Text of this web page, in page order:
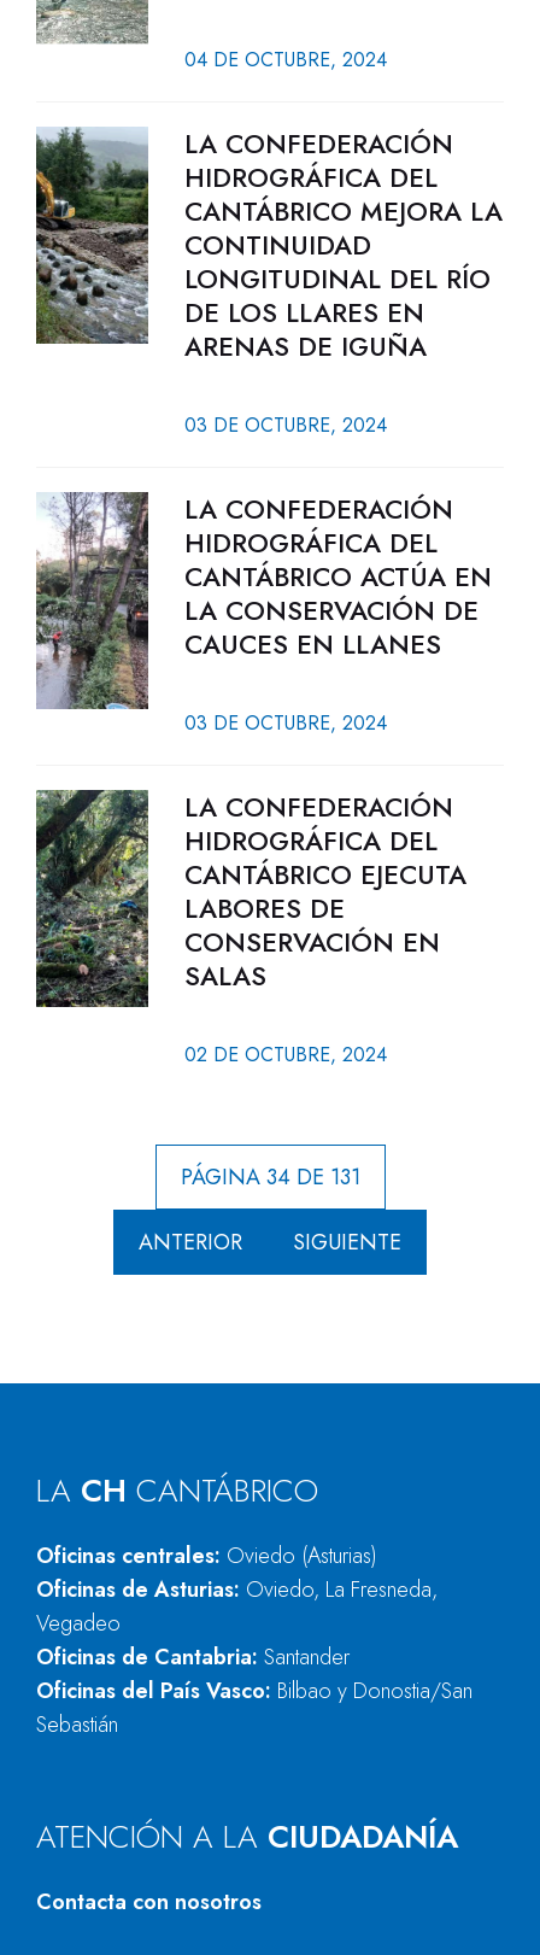
04 DE OCTUBRE, 2024
LA CONFEDERACIÓN
HIDROGRÁFICA DEL
CANTÁBRICO MEJORA LA
CONTINUIDAD
LONGITUDINAL DEL RÍO
DE LOS LLARES EN
ARENAS DE IGUÑA
03 DE OCTUBRE, 2024
LA CONFEDERACIÓN
HIDROGRÁFICA DEL
CANTÁBRICO ACTÚA EN
LA CONSERVACIÓN DE
CAUCES EN LLANES
03 DE OCTUBRE, 2024
LA CONFEDERACIÓN
HIDROGRÁFICA DEL
CANTÁBRICO EJECUTA
LABORES DE
CONSERVACIÓN EN
SALAS
02 DE OCTUBRE, 2024
PÁGINA 34 DE 131
ANTERIOR SIGUIENTE
LA CH CANTÁBRICO
Oficinas centrales: Oviedo (Asturias)
Oficinas de Asturias: Oviedo, La Fresneda,
Vegadeo
Oficinas de Cantabria: Santander
Oficinas del País Vasco: Bilbao y Donostia/San
Sebastián
ATENCIÓN A LA CIUDADANÍA
Contacta con nosotros